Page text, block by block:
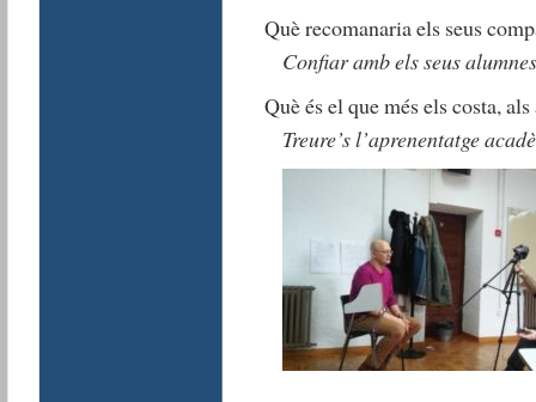
Què recomanaria els seus
Confiar amb els seus
Què és el que més els costa,
Treure’s l’aprenentatge